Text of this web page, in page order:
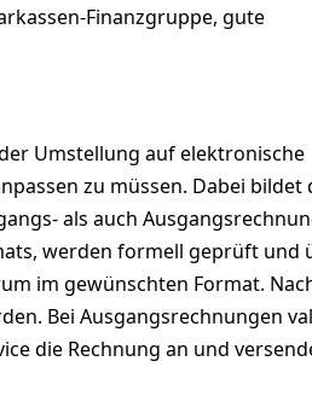
Finanzgruppe, gute
Umstellung auf elektronische
zu müssen. Dabei bildet
als auch
werden formell geprüft und
im gewünschten Format.
Bei Ausgangsrechnungen
die Rechnung an und